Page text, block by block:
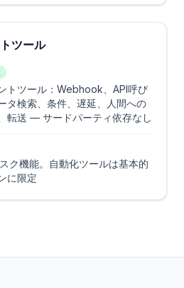
ツール
トツール：Webhook、API呼び
タ検索、条件、遅延、人間への
転送 — サードパーティ依存なし
ク機能。自動化ツールは基本的
に限定